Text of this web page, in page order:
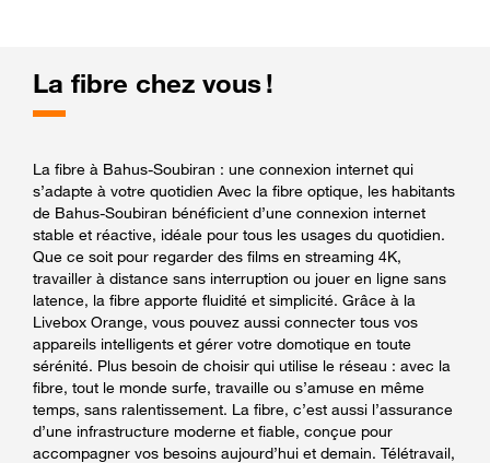
La fibre chez vous !
La fibre à Bahus-Soubiran : une connexion internet qui
s’adapte à votre quotidien Avec la fibre optique, les habitants
de Bahus-Soubiran bénéficient d’une connexion internet
stable et réactive, idéale pour tous les usages du quotidien.
Que ce soit pour regarder des films en streaming 4K,
travailler à distance sans interruption ou jouer en ligne sans
latence, la fibre apporte fluidité et simplicité. Grâce à la
Livebox Orange, vous pouvez aussi connecter tous vos
appareils intelligents et gérer votre domotique en toute
sérénité. Plus besoin de choisir qui utilise le réseau : avec la
fibre, tout le monde surfe, travaille ou s’amuse en même
temps, sans ralentissement. La fibre, c’est aussi l’assurance
d’une infrastructure moderne et fiable, conçue pour
accompagner vos besoins aujourd’hui et demain. Télétravail,